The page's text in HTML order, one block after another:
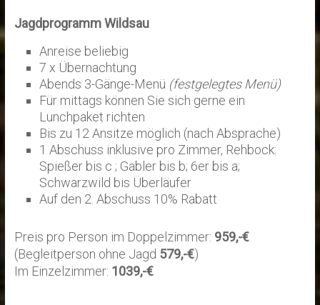
Jagdprogramm Wildsau
Anreise beliebig
7 x Übernachtung
Abends 3-Gänge-Menü (festgelegtes Menü)
Für mittags können Sie sich gerne ein
Lunchpaket richten
Bis zu 12 Ansitze möglich (nach Absprache)
1 Abschuss inklusive pro Zimmer, Rehbock:
Spießer bis c ; Gabler bis b; 6er bis a;
Schwarzwild bis Überläufer
Auf den 2. Abschuss 10% Rabatt
Preis pro Person im Doppelzimmer: 959,-€
(Begleitperson ohne Jagd 579,-€)
Im Einzelzimmer: 1039,-€